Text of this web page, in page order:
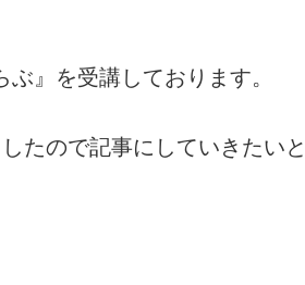
』を受講しております。
たので記事にしていきたいと